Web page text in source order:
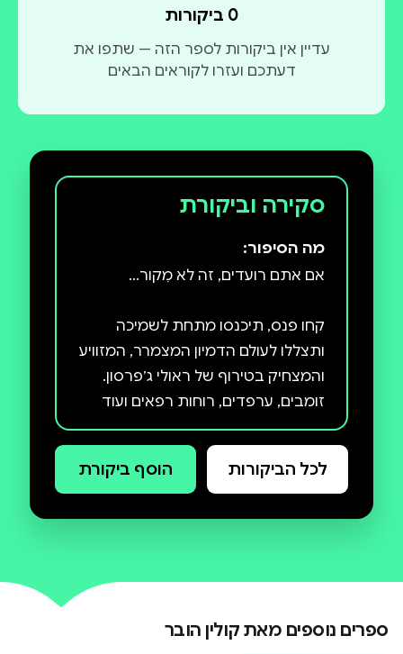
0 ביקורות
עדיין אין ביקורות לספר הזה — שתפו את
דעתכם ועזרו לקוראים הבאים
סקירה וביקורת
מה הסיפור:
קחו פנס, תיכנסו מתחת לשמיכה
ותצללו לעולם הדמיון המצמרר, המזוויע
והמצחיק בטירוף של ראולי ג׳פרסון.
זומבים, ערפדים, רוחות רפאים ועוד
המון חברים ישנים וחדשים אורבים לכם
בסיפורי אימה של חבר מושלם. הם
יפחידו אתכם עד שהלב יצנח לכם
גלו איך נראים החיים מנקודת מבטו של
לכל הביקורות הוסף ביקורת
ספרים נוספים מאת קולין הובר